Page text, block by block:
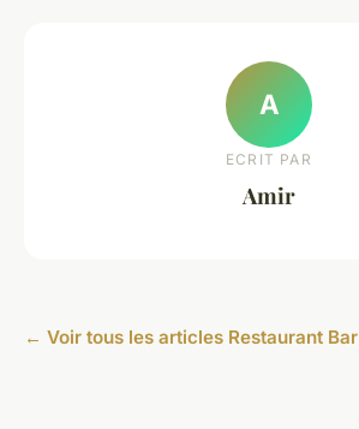
A
ECRIT PAR
Amir
← Voir tous les articles Restaurant Bar